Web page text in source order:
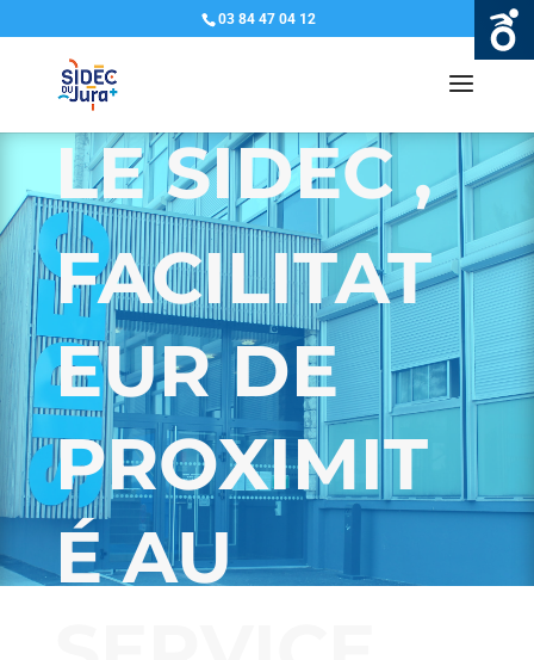
03 84 47 04 12
LE SIDEC ,
FACILITAT
EUR DE
PROXIMIT
É AU